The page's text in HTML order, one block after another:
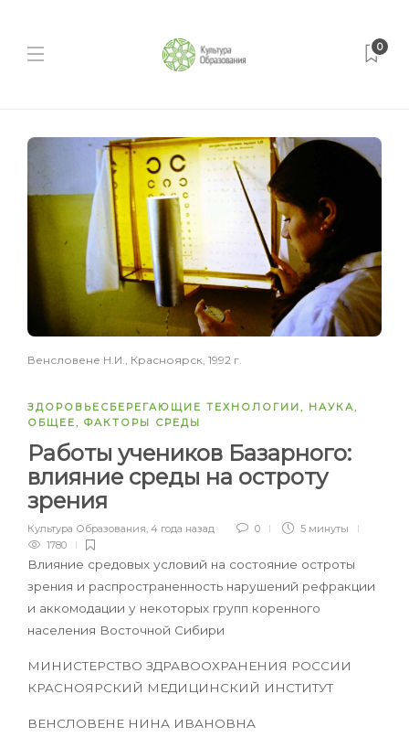
0
Венсловене Н.И., Красноярск, 1992 г.
ЗДОРОВЬЕСБЕРЕГАЮЩИЕ ТЕХНОЛОГИИ, НАУКА,
ОБЩЕЕ, ФАКТОРЫ СРЕДЫ
Работы учеников Базарного:
влияние среды на остроту
зрения
Культура Образования, 4 года назад 0
5 минуты
1780
Влияние средовых условий на состояние остроты
зрения и распространенность нарушений рефракции
и аккомодации у некоторых групп коренного
населения Восточной Сибири
МИНИСТЕРСТВО ЗДРАВООХРАНЕНИЯ РОССИИ
КРАСНОЯРСКИЙ МЕДИЦИНСКИЙ ИНСТИТУТ
ВЕНСЛОВЕНЕ НИНА ИВАНОВНА